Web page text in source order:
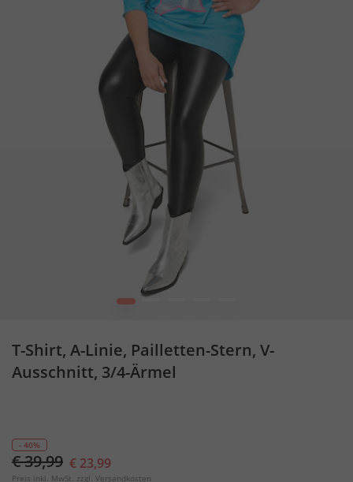
1
T-Shirt, A-Linie, Pailletten-Stern, V-
Ausschnitt, 3/4-Ärmel
- 40%
€ 39,99 € 23,99
Preis inkl. MwSt. zzgl. Versandkosten